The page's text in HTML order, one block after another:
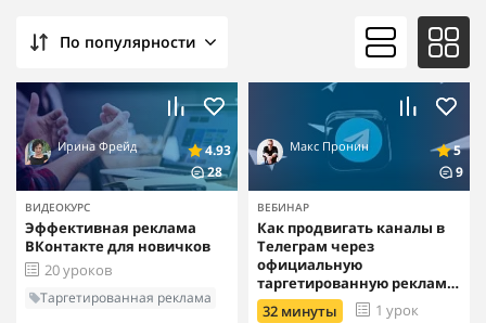
По популярности
Ирина Фрейд
4.93
28
ВИДЕОКУРС
Эффективная реклама
ВКонтакте для новичков
20 уроков
Таргетированная реклама
Макс Пронин
5
9
ВЕБИНАР
Как продвигать каналы в
Телеграм через
официальную
таргетированную рекламу
– подробный разбор
32 минуты
1 урок